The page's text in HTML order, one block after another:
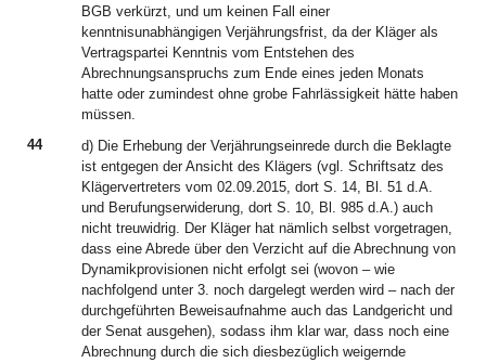
BGB verkürzt, und um keinen Fall einer
kenntnisunabhängigen Verjährungsfrist, da der Kläger als
Vertragspartei Kenntnis vom Entstehen des
Abrechnungsanspruchs zum Ende eines jeden Monats
hatte oder zumindest ohne grobe Fahrlässigkeit hätte haben
müssen.
44
d) Die Erhebung der Verjährungseinrede durch die Beklagte
ist entgegen der Ansicht des Klägers (vgl. Schriftsatz des
Klägervertreters vom 02.09.2015, dort S. 14, Bl. 51 d.A.
und Berufungserwiderung, dort S. 10, Bl. 985 d.A.) auch
nicht treuwidrig. Der Kläger hat nämlich selbst vorgetragen,
dass eine Abrede über den Verzicht auf die Abrechnung von
Dynamikprovisionen nicht erfolgt sei (wovon – wie
nachfolgend unter 3. noch dargelegt werden wird – nach der
durchgeführten Beweisaufnahme auch das Landgericht und
der Senat ausgehen), sodass ihm klar war, dass noch eine
Abrechnung durch die sich diesbezüglich weigernde